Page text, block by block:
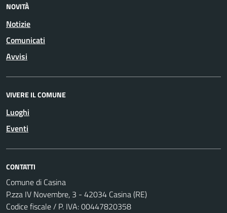
NOVITÀ
Notizie
Comunicati
Avvisi
VIVERE IL COMUNE
Luoghi
Eventi
CONTATTI
Comune di Casina
P.zza IV Novembre, 3 - 42034 Casina (RE)
Codice fiscale / P. IVA: 00447820358